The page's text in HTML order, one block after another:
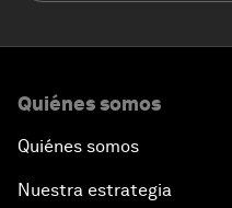
Quiénes somos
Quiénes somos
Nuestra estrategia